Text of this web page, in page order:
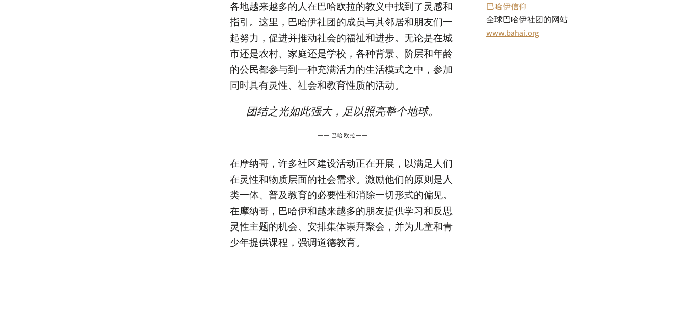
各地越来越多的人在巴哈欧拉的教义中找到了灵感和
指引。这里，巴哈伊社团的成员与其邻居和朋友们一
起努力，促进并推动社会的福祉和进步。无论是在城
市还是农村、家庭还是学校，各种背景、阶层和年龄
的公民都参与到一种充满活力的生活模式之中，参加
同时具有灵性、社会和教育性质的活动。
团结之光如此强大，足以照亮整个地球。
—— 巴哈欧拉——
在摩纳哥，许多社区建设活动正在开展，以满足人们
在灵性和物质层面的社会需求。激励他们的原则是人
类一体、普及教育的必要性和消除一切形式的偏见。
在摩纳哥，巴哈伊和越来越多的朋友提供学习和反思
灵性主题的机会、安排集体崇拜聚会，并为儿童和青
少年提供课程，强调道德教育。
巴哈伊信仰
全球巴哈伊社团的网站
www.bahai.org